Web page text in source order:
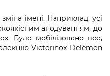
імені. Наприклад, усі
анодуванням, до
Було мобілізовано все,
Victorinox Delémon